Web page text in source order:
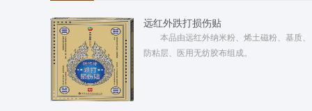
远红外跌打损伤贴
本品由远红外纳米粉、烯土磁粉、基质、
防粘层、医用无纺胶布组成。